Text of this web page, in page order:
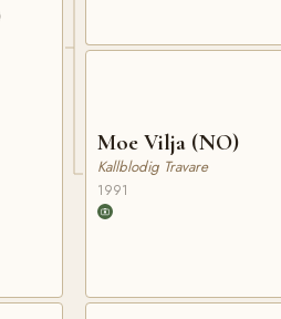
Moe Vilja (NO)
Kallblodig Travare
1991